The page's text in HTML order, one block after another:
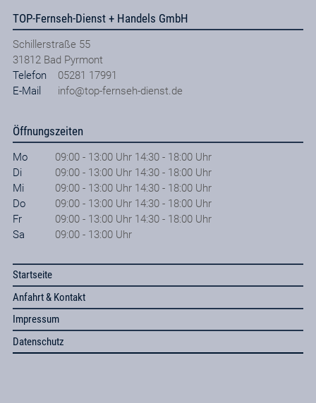
TOP-Fernseh-Dienst + Handels GmbH
Schillerstraße 55
31812 Bad Pyrmont
Telefon
05281 17991
E-Mail
info@top-fernseh-dienst.de
Öffnungszeiten
Mo
09:00 - 13:00 Uhr 14:30 - 18:00 Uhr
Di
09:00 - 13:00 Uhr 14:30 - 18:00 Uhr
Mi
09:00 - 13:00 Uhr 14:30 - 18:00 Uhr
Do
09:00 - 13:00 Uhr 14:30 - 18:00 Uhr
Fr
09:00 - 13:00 Uhr 14:30 - 18:00 Uhr
Sa
09:00 - 13:00 Uhr
Startseite
Anfahrt & Kontakt
Impressum
Datenschutz